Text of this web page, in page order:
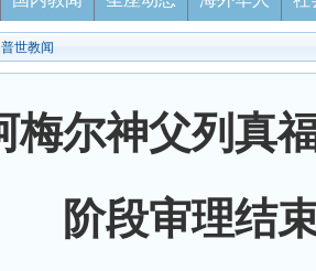
普世教闻
梅尔神父列真
阶段审理结